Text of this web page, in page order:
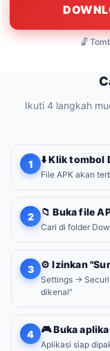
🔓
Ikuti 4 langkah
1 ⬇️ Klik tombol
File APK akan
2 📁 Buka file
Cari di folder
3 ⚙️ Izinkan
Settings →
dikenal"
4 🎮 Buka
Aplikasi siap